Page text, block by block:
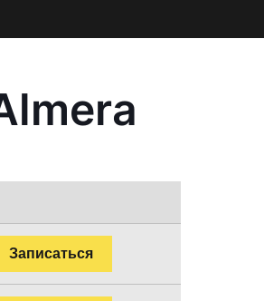
Записаться